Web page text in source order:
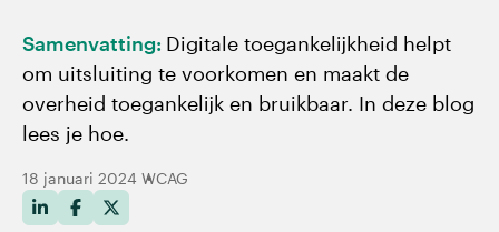
De 86 succescriteria
De 3 WCAG toegankelijkheidsniveaus
Wat is verplicht
Samenvatting: Digitale toegankelijkheid helpt
om uitsluiting te voorkomen en maakt de
overheid toegankelijk en bruikbaar. In deze blog
lees je hoe.
18 januari 2024 WCAG